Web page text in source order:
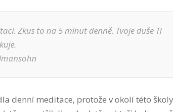
Zkus to na 5 minut denně. Tvoje duše Ti
denní meditace, protože v okolí této školy